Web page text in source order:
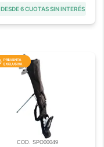
DESDE 6 CUOTAS SIN INTERÉS
COD. SPO00049